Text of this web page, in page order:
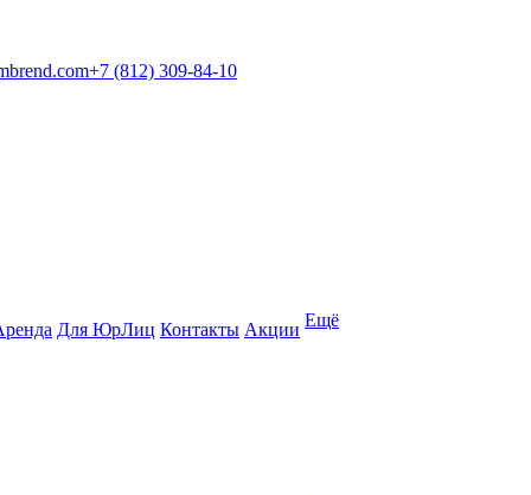
+7 (812) 309-84-10
Для ЮрЛиц Контакты Акции Ещё